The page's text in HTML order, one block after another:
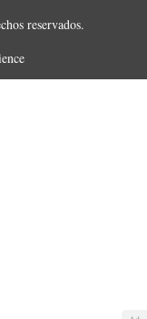
reservados.